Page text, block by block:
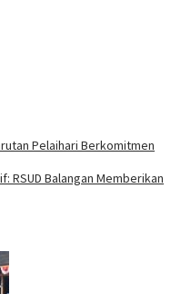
Pelaihari Berkomitmen
RSUD Balangan Memberikan